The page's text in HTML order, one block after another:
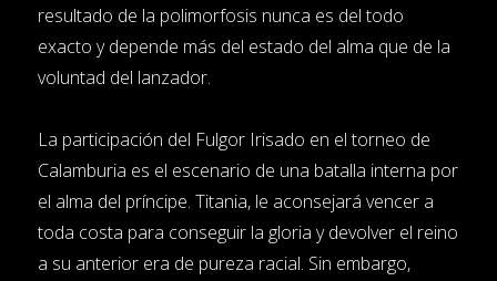
resultado de la polimorfosis nunca es del todo
exacto y depende más del estado del alma que de la
voluntad del lanzador.
La participación del Fulgor Irisado en el torneo de
Calamburia es el escenario de una batalla interna por
el alma del príncipe. Titania, le aconsejará vencer a
toda costa para conseguir la gloria y devolver el reino
a su anterior era de pureza racial. Sin embargo,